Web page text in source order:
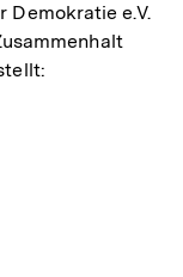
Demokratie e.V.